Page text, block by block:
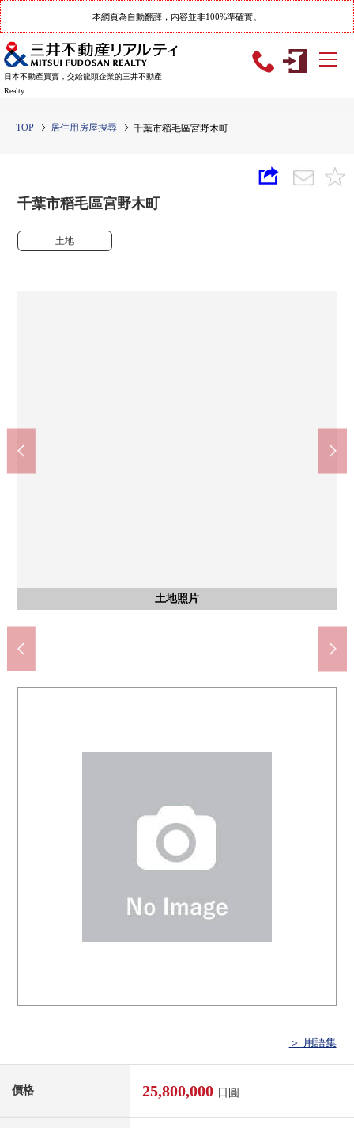
本網頁為自動翻譯，內容並非100%準確實。
日本不動產買賣，交給龍頭企業的三井不動產
Realty
TOP 居住用房屋搜尋 千葉市稻毛區宮野木町
千葉市稻毛區宮野木町
土地
土地照片
含有前面道路的外觀
土地照片
含有前面道路的外觀
土地照片
土地照片
土地照片
土地照片
風景
風景
土地照片
宮野樹小學(約410m)
綠丘中的學校(約1200m)
＞ 用語集
價格 25,800,000 日圓